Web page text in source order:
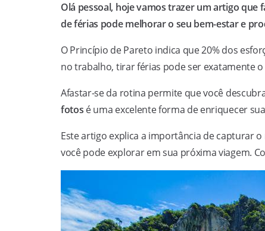
Olá pessoal, hoje vamos trazer um artigo
de férias pode melhorar o seu bem-estar e
O Princípio de Pareto indica que 20% dos
no trabalho, tirar férias pode ser exatamente
Afastar-se da rotina permite que você
fotos é uma excelente forma de enriquecer
Este artigo explica a importância de capturar
você pode explorar em sua próxima viagem.